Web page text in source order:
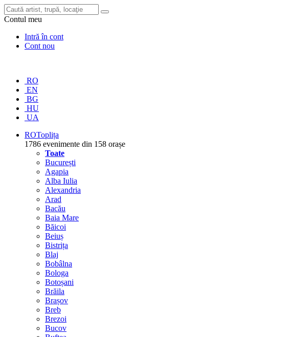
Contul meu
Intră în cont
Cont nou
RO
EN
BG
HU
UA
ROToplița
1786 evenimente din 158 orașe
Toate
București
Agapia
Alba Iulia
Alexandria
Arad
Bacău
Baia Mare
Băicoi
Beiuș
Bistrița
Blaj
Bobâlna
Bologa
Botoșani
Brăila
Brașov
Breb
Brezoi
Bucov